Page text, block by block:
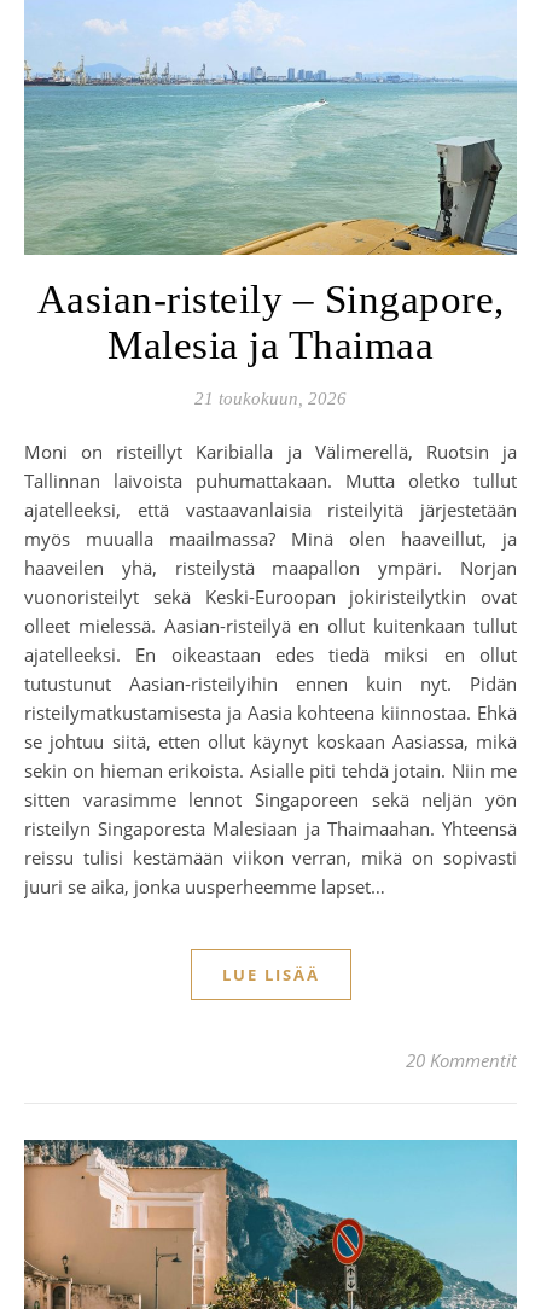
Aasian-risteily – Singapore,
Malesia ja Thaimaa
21 toukokuun, 2026
Moni on risteillyt Karibialla ja Välimerellä, Ruotsin ja
Tallinnan laivoista puhumattakaan. Mutta oletko tullut
ajatelleeksi, että vastaavanlaisia risteilyitä järjestetään
myös muualla maailmassa? Minä olen haaveillut, ja
haaveilen yhä, risteilystä maapallon ympäri. Norjan
vuonoristeilyt sekä Keski-Euroopan jokiristeilytkin ovat
olleet mielessä. Aasian-risteilyä en ollut kuitenkaan tullut
ajatelleeksi. En oikeastaan edes tiedä miksi en ollut
tutustunut Aasian-risteilyihin ennen kuin nyt. Pidän
risteilymatkustamisesta ja Aasia kohteena kiinnostaa. Ehkä
se johtuu siitä, etten ollut käynyt koskaan Aasiassa, mikä
sekin on hieman erikoista. Asialle piti tehdä jotain. Niin me
sitten varasimme lennot Singaporeen sekä neljän yön
risteilyn Singaporesta Malesiaan ja Thaimaahan. Yhteensä
reissu tulisi kestämään viikon verran, mikä on sopivasti
juuri se aika, jonka uusperheemme lapset…
LUE LISÄÄ
20 Kommentit